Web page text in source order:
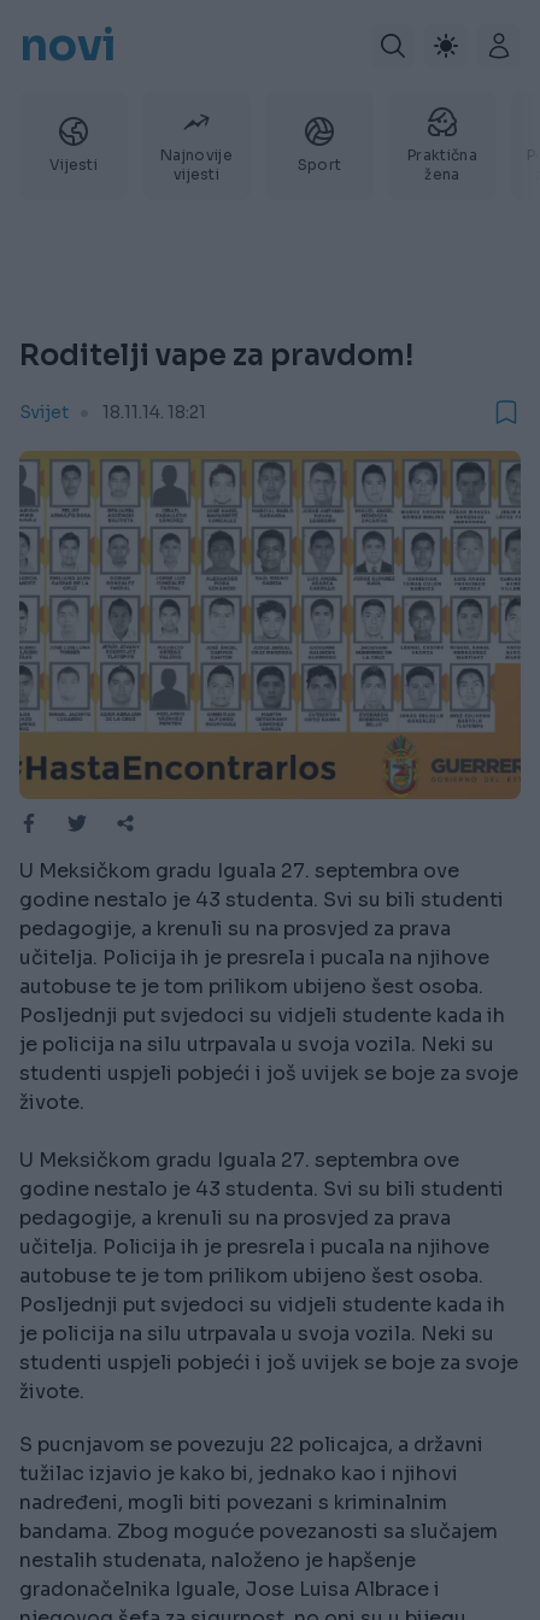
novi
Vijesti
Najnovije
vijesti
Sport
Praktična
žena
Roditelji vape za pravdom!
Svijet 18.11.14. 18:21
U Meksičkom gradu Iguala 27. septembra ove
godine nestalo je 43 studenta. Svi su bili studenti
pedagogije, a krenuli su na prosvjed za prava
učitelja. Policija ih je presrela i pucala na njihove
autobuse te je tom prilikom ubijeno šest osoba.
Posljednji put svjedoci su vidjeli studente kada ih
je policija na silu utrpavala u svoja vozila. Neki su
studenti uspjeli pobjeći i još uvijek se boje za svoje
živote.
U Meksičkom gradu Iguala 27. septembra ove
godine nestalo je 43 studenta. Svi su bili studenti
pedagogije, a krenuli su na prosvjed za prava
učitelja. Policija ih je presrela i pucala na njihove
autobuse te je tom prilikom ubijeno šest osoba.
Posljednji put svjedoci su vidjeli studente kada ih
je policija na silu utrpavala u svoja vozila. Neki su
studenti uspjeli pobjeći i još uvijek se boje za svoje
živote.
S pucnjavom se povezuju 22 policajca, a državni
tužilac izjavio je kako bi, jednako kao i njihovi
nadređeni, mogli biti povezani s kriminalnim
bandama. Zbog moguće povezanosti sa slučajem
nestalih studenata, naloženo je hapšenje
gradonačelnika Iguale, Jose Luisa Albrace i